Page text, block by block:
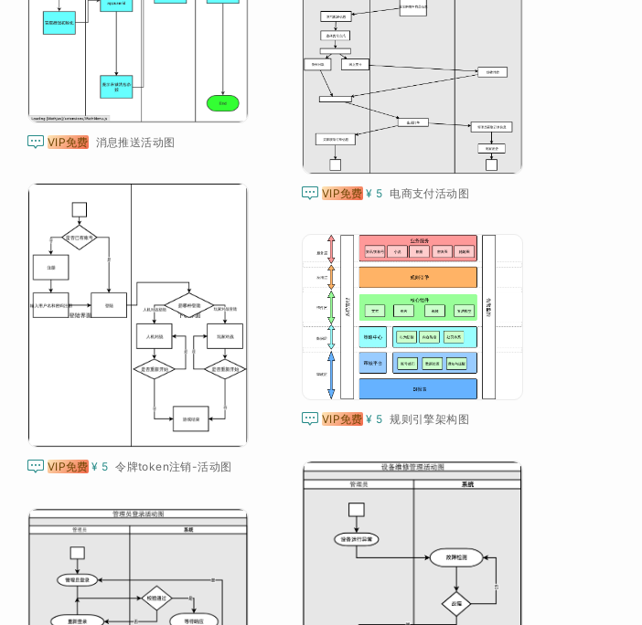
 VIP免费 消息推送活动图
 VIP免费 ¥ 5 电商支付活动图
 VIP免费 ¥ 5 令牌token注销-活动图
 VIP免费 ¥ 5 规则引擎架构图